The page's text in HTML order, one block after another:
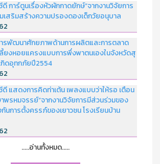
ดี การ์ตูนเรื่องหัวผักกาดยักษ์”จากงานวิจัยการ
สริมสร้างความปรองดองเด็กวัยอนุบาล
รพัฒนาศักยภาพด้านการผลิตและการตลาด
ยงหอยแครงแบบการพึ่งพาตนเองในจังหวัดสุ
กิดอุทกภัยปี2554
ดี แสดงการคิดท่าเต้น เพลงแบบว่าให้รอ เตือน
าพรหมจรรย์”จากงานวิจัยการมีส่วนร่วมของ
นการตั้งครรภ์ของเยาวชน โรงเรียนบ้าน
.....อ่านทั้งหมด.....